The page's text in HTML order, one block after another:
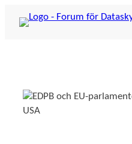
Hoppa